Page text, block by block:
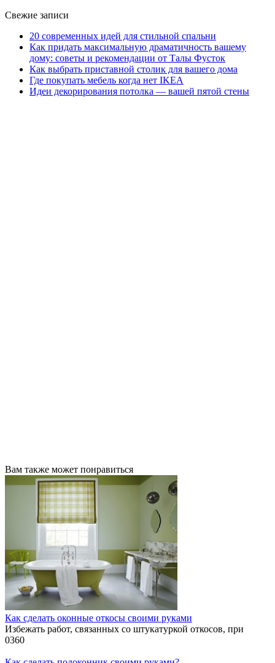
Свежие записи
20 современных идей для стильной спальни
Как придать максимальную драматичность вашему
дому: советы и рекомендации от Талы Фусток
Как выбрать приставной столик для вашего дома
Где покупать мебель когда нет IKEA
Идеи декорирования потолка — вашей пятой стены
Вам также может понравиться
Как сделать оконные откосы своими руками
Избежать работ, связанных со штукатуркой откосов, при
0360